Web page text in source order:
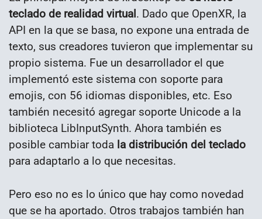
teclado de realidad virtual. Dado que OpenXR, la
API en la que se basa, no expone una entrada de
texto, sus creadores tuvieron que implementar su
propio sistema. Fue un desarrollador el que
implementó este sistema con soporte para
emojis, con 56 idiomas disponibles, etc. Eso
también necesitó agregar soporte Unicode a la
biblioteca LibInputSynth. Ahora también es
posible cambiar toda la distribución del teclado
para adaptarlo a lo que necesitas.
Pero eso no es lo único que hay como novedad
que se ha aportado. Otros trabajos también han